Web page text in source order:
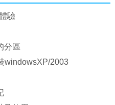
驗
分區
windowsXP/2003